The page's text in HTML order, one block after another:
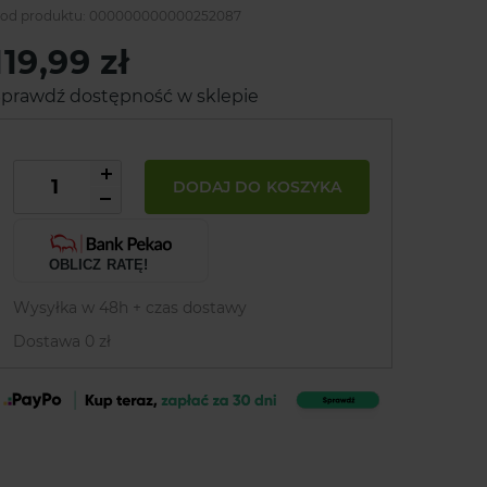
produktu: 000000000000252087
zł
dostępność w sklepie
DODAJ DO KOSZYKA
OBLICZ RATĘ!
Wysyłka w 48h + czas dostawy
Dostawa 0 zł